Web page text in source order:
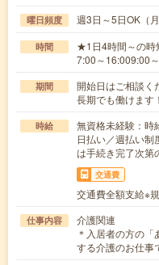
曜日頻度 週3日～5日OK（
時間
★1日4時間～の時
7:00～16:009:00
期間
開始日はご相談
長期でも働けます！
時給
無資格未経験：
日払い／週払い
は手続き完了次第
交通費
交通費全額支給※
仕事内容
介護関連
＊入居者の方の
する介護のお仕